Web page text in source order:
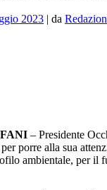
2023 | da
– Presidente
porre alla sua
ambientale, per il